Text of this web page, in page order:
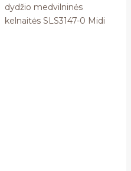
dydžio medvilninės
kelnaitės SLS3147-0 Midi